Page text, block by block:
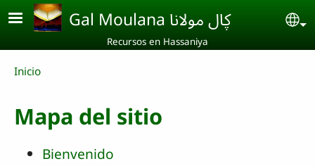
Skip to main content Gal Moulana ڮال مولانا
Recursos en Hassaniya
Breadcrumb
Inicio
Mapa del sitio
Bienvenido